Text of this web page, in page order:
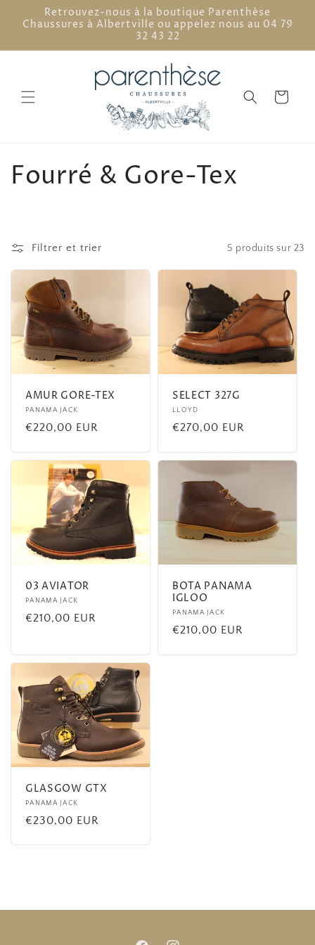
passer
au
Retrouvez-nous à la boutique Parenthèse
Chaussures à Albertville ou appelez nous au 04 79
32 43 22
Panier
C
l
l
e
c
o
Fourré & Gore-Tex
Filtrer et trier 5 produits sur 23
AMUR GORE-TEX
Fournisseur :
PANAMA JACK
Prix
€220,00 EUR
SELECT 327G
Fournisseur :
LLOYD
Prix
€270,00 EUR
03 AVIATOR
Fournisseur :
PANAMA JACK
Prix
€210,00 EUR
BOTA PANAMA
IGLOO
Fournisseur :
PANAMA JACK
Prix
€210,00 EUR
GLASGOW GTX
Fournisseur :
PANAMA JACK
Prix
€230,00 EUR